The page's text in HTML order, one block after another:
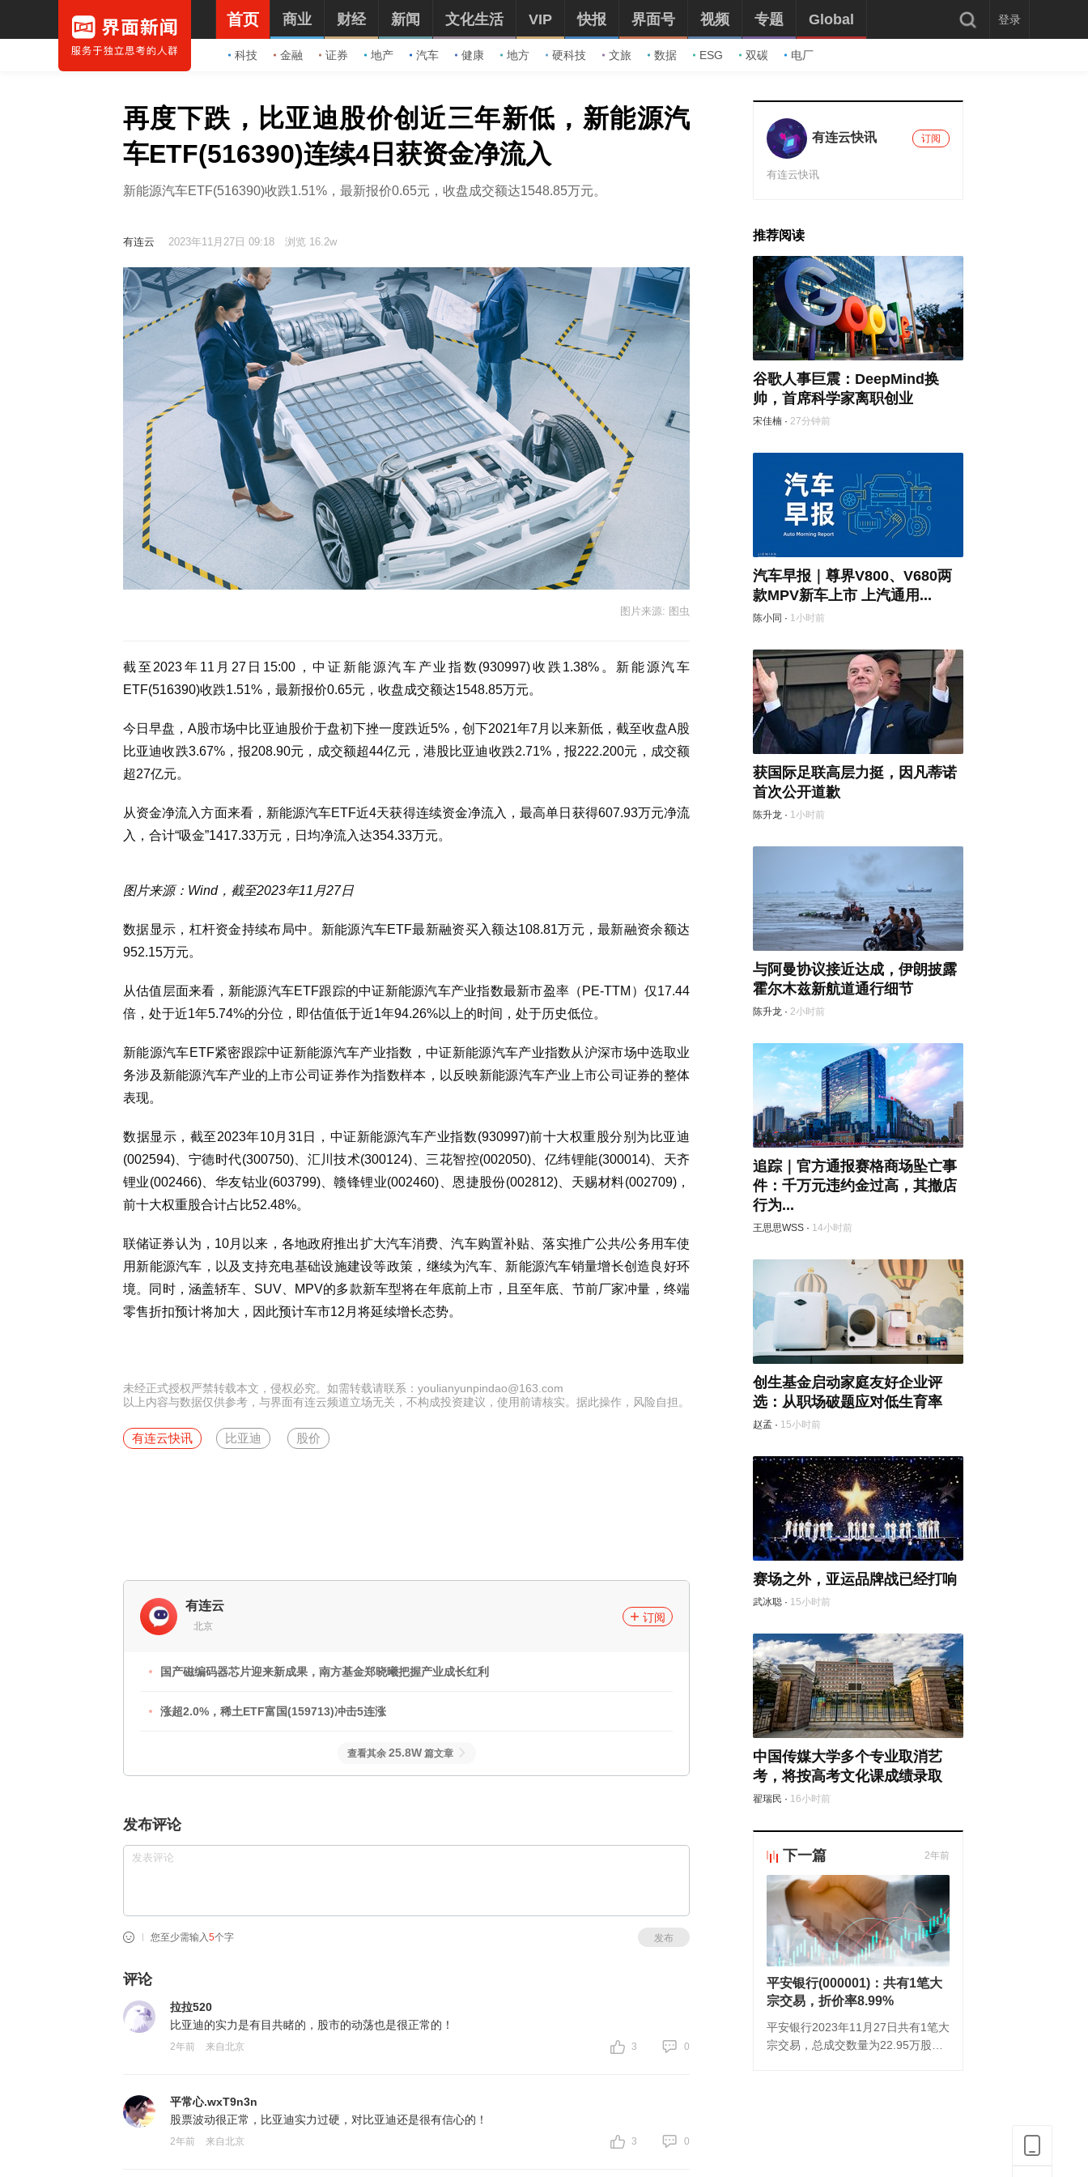
首页
科技 金融 证券 地产 汽车 健康 地方 硬科技 文旅 数据 ESG 双碳 电厂
商业 财经 新闻 文化生活 VIP 快报 界面号 视频 专题 Global 登录
再度下跌，比亚迪股价创近三年新低，新能源汽
车ETF(516390)连续4日获资金净流入
新能源汽车ETF(516390)收跌1.51%，最新报价0.65元，收盘成交额达1548.85万元。
有连云 2023年11月27日 09:18 浏览 16.2w
图片来源: 图虫
截至2023年11月27日15:00，中证新能源汽车产业指数(930997)收跌1.38%。新能源汽车
ETF(516390)收跌1.51%，最新报价0.65元，收盘成交额达1548.85万元。
今日早盘，A股市场中比亚迪股价于盘初下挫一度跌近5%，创下2021年7月以来新低，截至收盘A股
比亚迪收跌3.67%，报208.90元，成交额超44亿元，港股比亚迪收跌2.71%，报222.200元，成交额
超27亿元。
从资金净流入方面来看，新能源汽车ETF近4天获得连续资金净流入，最高单日获得607.93万元净流
入，合计“吸金”1417.33万元，日均净流入达354.33万元。
图片来源：Wind，截至2023年11月27日
数据显示，杠杆资金持续布局中。新能源汽车ETF最新融资买入额达108.81万元，最新融资余额达
952.15万元。
从估值层面来看，新能源汽车ETF跟踪的中证新能源汽车产业指数最新市盈率（PE-TTM）仅17.44
倍，处于近1年5.74%的分位，即估值低于近1年94.26%以上的时间，处于历史低位。
新能源汽车ETF紧密跟踪中证新能源汽车产业指数，中证新能源汽车产业指数从沪深市场中选取业
务涉及新能源汽车产业的上市公司证券作为指数样本，以反映新能源汽车产业上市公司证券的整体
表现。
数据显示，截至2023年10月31日，中证新能源汽车产业指数(930997)前十大权重股分别为比亚迪
(002594)、宁德时代(300750)、汇川技术(300124)、三花智控(002050)、亿纬锂能(300014)、天齐
锂业(002466)、华友钴业(603799)、赣锋锂业(002460)、恩捷股份(002812)、天赐材料(002709)，
前十大权重股合计占比52.48%。
联储证券认为，10月以来，各地政府推出扩大汽车消费、汽车购置补贴、落实推广公共/公务用车使
用新能源汽车，以及支持充电基础设施建设等政策，继续为汽车、新能源汽车销量增长创造良好环
境。同时，涵盖轿车、SUV、MPV的多款新车型将在年底前上市，且至年底、节前厂家冲量，终端
零售折扣预计将加大，因此预计车市12月将延续增长态势。
未经正式授权严禁转载本文，侵权必究。如需转载请联系：youlianyunpindao@163.com
以上内容与数据仅供参考，与界面有连云频道立场无关，不构成投资建议，使用前请核实。据此操作，风险自担。
有连云快讯 比亚迪 股价
有连云
北京
订阅
国产磁编码器芯片迎来新成果，南方基金郑晓曦把握产业成长红利
涨超2.0%，稀土ETF富国(159713)冲击5连涨
查看其余 25.8W 篇文章
发布评论
您至少需输入 5个字 发布
评论
拉拉520
比亚迪的实力是有目共睹的，股市的动荡也是很正常的！
2年前 来自北京 3 0
平常心.wxT9n3n
股票波动很正常，比亚迪实力过硬，对比亚迪还是很有信心的！
2年前 来自北京 3 0
有连云快讯 订阅
有连云快讯
推荐阅读
谷歌人事巨震：DeepMind换
帅，首席科学家离职创业
宋佳楠 · 27分钟前
汽车早报｜尊界V800、V680两
款MPV新车上市 上汽通用...
陈小同 · 1小时前
获国际足联高层力挺，因凡蒂诺
首次公开道歉
陈升龙 · 1小时前
与阿曼协议接近达成，伊朗披露
霍尔木兹新航道通行细节
陈升龙 · 2小时前
追踪｜官方通报赛格商场坠亡事
件：千万元违约金过高，其撤店
行为...
王思思WSS · 14小时前
创生基金启动家庭友好企业评
选：从职场破题应对低生育率
赵孟 · 15小时前
赛场之外，亚运品牌战已经打响
武冰聪 · 15小时前
中国传媒大学多个专业取消艺
考，将按高考文化课成绩录取
翟瑞民 · 16小时前
下一篇 2年前
平安银行(000001)：共有1笔大
宗交易，折价率8.99%
平安银行2023年11月27日共有1笔大
宗交易，总成交数量为22.95万股，